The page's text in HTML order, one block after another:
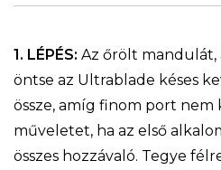
1. LÉPÉS: Az őrölt mandulát,
öntse az Ultrablade késes
össze, amíg finom port nem
műveletet, ha az első
összes hozzávaló. Tegye